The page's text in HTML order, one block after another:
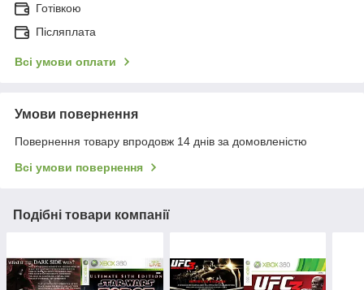
Готівкою
Післяплата
Всі умови оплати
Умови повернення
Повернення товару впродовж 14 днів за домовленістю
Всі умови повернення
Подібні товари компанії